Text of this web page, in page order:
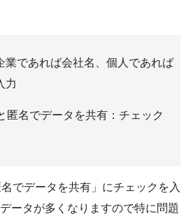
業であれば会社名、個人であれば
力
匿名でデータを共有：チェック
名でデータを共有」にチェックを入
ータが多くなりますので特に問題